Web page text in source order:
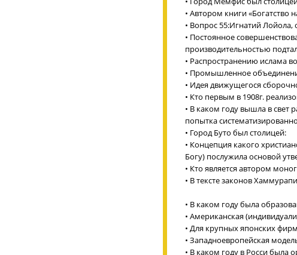
• Автором книги «Богатство
• Вопрос 55:Игнатий
• Постоянное
производительностью
• Распространению ислама
• Промышленное
• Идея движущегося
• Кто первым в 1908г.
• В каком году вышла в свет
попытка
• Город Буто был столицей:
• Концепция какого
Богу) послужила основой
• Кто является автором
• В тексте законов
• В каком году была
• Американская
• Для крупных японских
• Западноевропейская
• В каком году в Росси была